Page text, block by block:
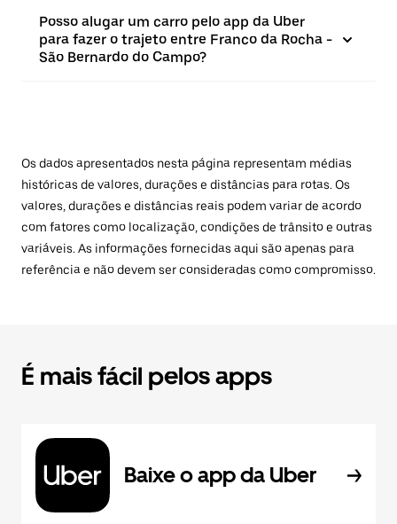
Posso alugar um carro pelo app da Uber
para fazer o trajeto entre Franco da Rocha -
São Bernardo do Campo?
Os dados apresentados nesta página representam médias
históricas de valores, durações e distâncias para rotas. Os
valores, durações e distâncias reais podem variar de acordo
com fatores como localização, condições de trânsito e outras
variáveis. As informações fornecidas aqui são apenas para
referência e não devem ser consideradas como compromisso.
É mais fácil pelos apps
Baixe o app da Uber